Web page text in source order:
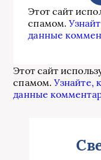
Этот сайт
спамом.
данные
Этот сайт
спамом.Узнайте,
данные